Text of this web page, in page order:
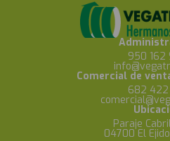
950 162
Comercial de
682 422
Paraje
04700 El